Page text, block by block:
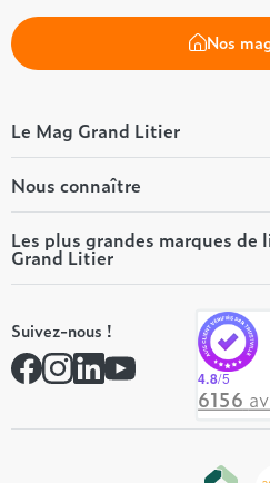
Nos
Le Mag Grand Litier
Bien-être
Conseils literie
Tous les articles du Mag
Tous nos guides
Nous connaître
Qui sommes-nous ?
Nos valeurs
Nos engagements
Rejoindre notre réseau
Contactez-nous
Les plus grandes marques de
Grand Litier
André Renault
Simmons
Hôtel & Lodge
Suivez-nous !
4.8/5
6156